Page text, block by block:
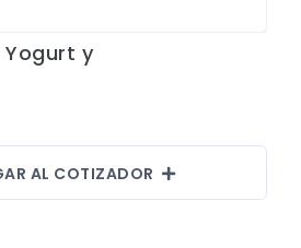
Ver Detalles
y
AL COTIZADOR